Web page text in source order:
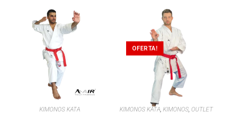
KIMONOS KATA
OFERTA!
KIMONOS KATA,KIMONOS,OUTLET